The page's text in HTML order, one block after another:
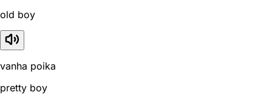
old boy
vanha poika
pretty boy